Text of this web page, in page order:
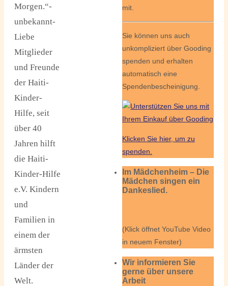
Morgen.“-
unbekannt-
Liebe
Mitglieder
und Freunde
der Haiti-
Kinder-
Hilfe, seit
über 40
Jahren hilft
die Haiti-
Kinder-Hilfe
e.V. Kindern
und
Familien in
einem der
ärmsten
Länder der
Welt.
mit.
Sie können uns auch
unkompliziert über Gooding
spenden und erhalten
automatisch eine
Spendenbescheinigung.
Klicken Sie hier, um zu
spenden.
Im Mädchenheim – Die
Mädchen singen ein
Dankeslied.
(Klick öffnet YouTube Video
in neuem Fenster)
Wir informieren Sie
gerne über unsere
Arbeit